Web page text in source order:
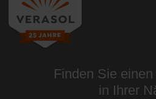
Finden Sie
in Ihrer